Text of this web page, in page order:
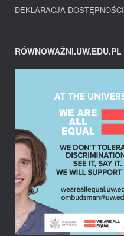
DEKLARACJA DOSTĘPNOŚCI
RÓWNOWAŻNI.UW.EDU.PL